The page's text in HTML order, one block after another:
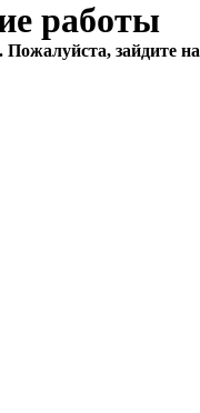
работы
Пожалуйста, зайдите на